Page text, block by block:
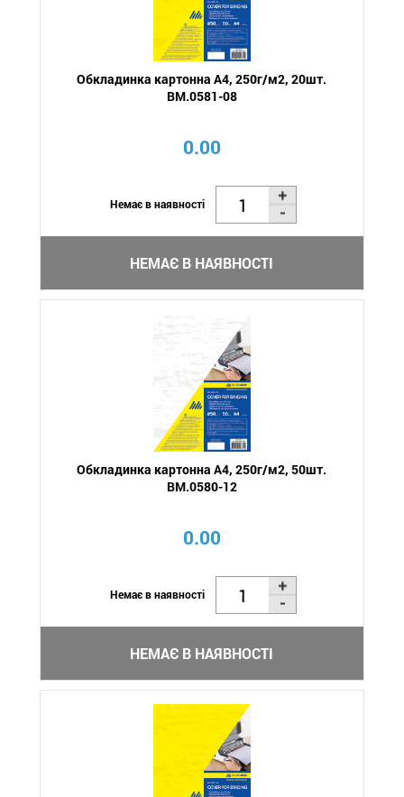
Обкладинка картонна А4, 250г/м2, 20шт.
BM.0581-08
0.00
Немає в наявності
НЕМАЄ В НАЯВНОСТІ
Обкладинка картонна А4, 250г/м2, 50шт.
BM.0580-12
0.00
Немає в наявності
НЕМАЄ В НАЯВНОСТІ